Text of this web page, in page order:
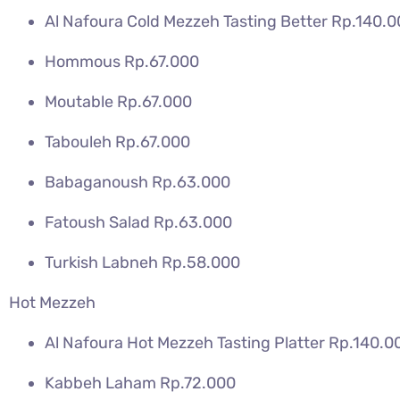
Al Nafoura Cold Mezzeh Tasting Better
Hommous Rp.67.000
Moutable Rp.67.000
Tabouleh Rp.67.000
Babaganoush Rp.63.000
Fatoush Salad Rp.63.000
Turkish Labneh Rp.58.000
Hot Mezzeh
Al Nafoura Hot Mezzeh Tasting Platter
Kabbeh Laham Rp.72.000